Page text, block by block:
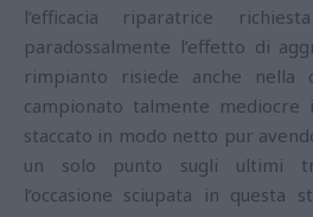
l’efficacia riparatrice
paradossalmente l’effetto di
rimpianto risiede anche nella
campionato talmente mediocre
staccato in modo netto pur
un solo punto sugli ultimi
l’occasione sciupata in questa